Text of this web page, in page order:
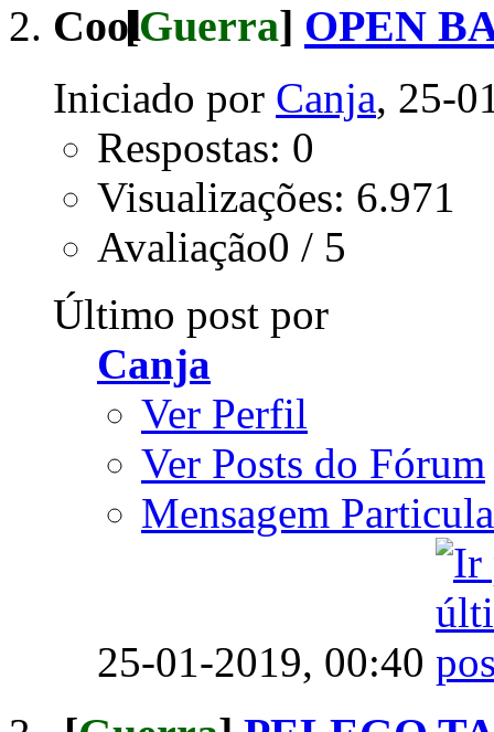
[Guerra] OPEN
Iniciado por Canja, 25-
Respostas: 0
Visualizações: 6.971
Avaliação0 / 5
Último post por
Canja
Ver Perfil
Ver Posts do Fórum
Mensagem
25-01-2019, 00:40